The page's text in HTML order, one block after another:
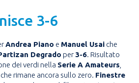
3-6
Andrea Piano e Manuel Usai che
Degrado per3-6. Risultato
dei verdi nella Serie A Amateurs
rimane ancora sullo zero. Finestre